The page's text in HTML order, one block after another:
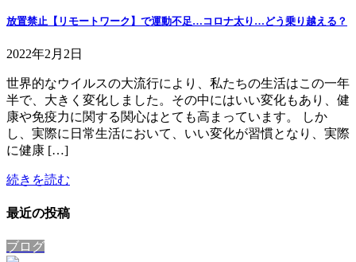
放置禁止【リモートワーク】で運動不足…コロナ太り…どう乗り越える？
2022年2月2日
世界的なウイルスの大流行により、私たちの生活はこの一年
半で、大きく変化しました。その中にはいい変化もあり、健
康や免疫力に関する関心はとても高まっています。 しか
し、実際に日常生活において、いい変化が習慣となり、実際
に健康 […]
続きを読む
最近の投稿
ブログ